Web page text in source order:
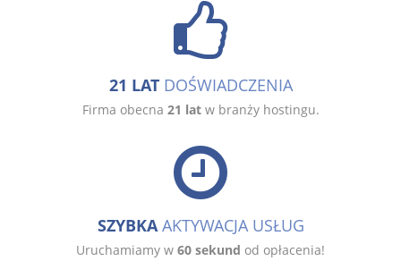
21 LAT DOŚWIADCZENIA
Firma obecna 21 latw branży hostingu.
SZYBKA AKTYWACJA USŁUG
Uruchamiamy w 60 sekund od opłacenia!